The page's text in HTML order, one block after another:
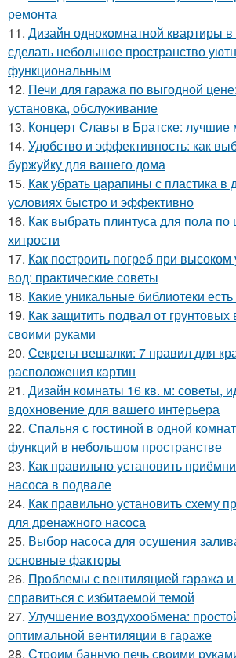
ремонта
11. Дизайн однокомнатной квартиры в
сделать небольшое пространство
функциональным
12. Печи для гаража по выгодной
установка, обслуживание
13. Концерт Славы в Братске:
14. Удобство и эффективность: как
буржуйку для вашего дома
15. Как убрать царапины с пластика
условиях быстро и эффективно
16. Как выбрать плинтуса для пола по
хитрости
17. Как построить погреб при
вод: практические советы
18. Какие уникальные библиотеки
19. Как защитить подвал от
своими руками
20. Секреты вешалки: 7 правил для
расположения картин
21. Дизайн комнаты 16 кв. м: советы,
вдохновение для вашего интерьера
22. Спальня с гостиной в одной
функций в небольшом пространстве
23. Как правильно установить
насоса в подвале
24. Как правильно установить схему
для дренажного насоса
25. Выбор насоса для осушения
основные факторы
26. Проблемы с вентиляцией гаража и
справиться с избитаемой темой
27. Улучшение воздухообмена:
оптимальной вентиляции в гараже
28. Строим банную печь своими